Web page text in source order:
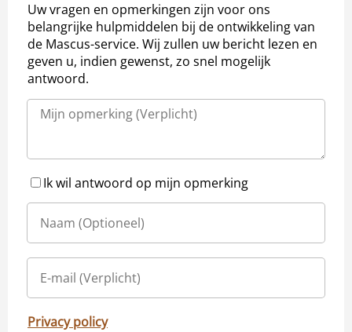
Uw vragen en opmerkingen zijn voor ons
belangrijke hulpmiddelen bij de ontwikkeling van
de Mascus-service. Wij zullen uw bericht lezen en
geven u, indien gewenst, zo snel mogelijk
antwoord.
Ik wil antwoord op mijn opmerking
Privacy policy